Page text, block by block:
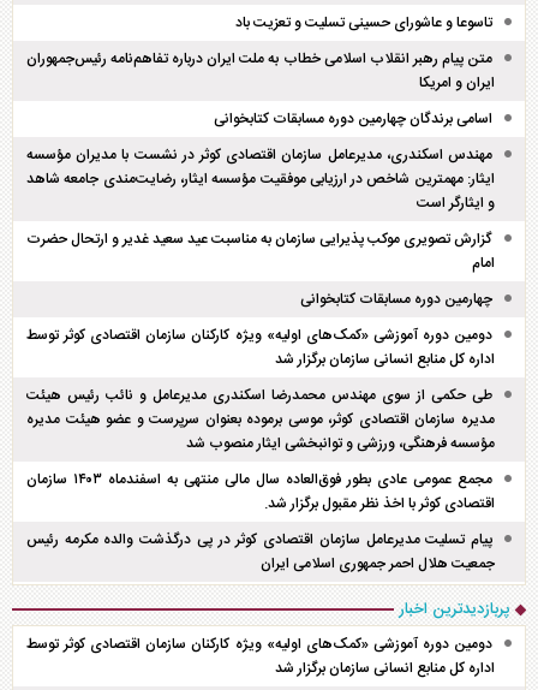
تاسوعا و عاشورای حسینی تسلیت و تعزیت باد
متن پیام رهبر انقلاب اسلامی خطاب به ملت ایران درباره تفاهم‌نامه رئیس‌جمهوران
ایران و امریکا
اسامی برندگان چهارمین دوره مسابقات کتابخوانی
مهندس اسکندری، مدیرعامل سازمان اقتصادی کوثر در نشست با مدیران مؤسسه
ایثار: مهمترین شاخص در ارزیابی موفقیت مؤسسه ایثار، رضایت‌مندی جامعه شاهد
و ایثارگر است
گزارش تصویری موکب پذیرایی سازمان به مناسبت عید سعید غدیر و ارتحال حضرت
امام
چهارمین دوره مسابقات کتابخوانی
دومین دوره آموزشی «کمک‌های اولیه» ویژه کارکنان سازمان اقتصادی کوثر توسط
اداره کل منابع انسانی سازمان برگزار شد
طی حکمی از سوی مهندس محمدرضا اسکندری مدیرعامل و نائب رئیس هیئت
مدیره سازمان اقتصادی کوثر، موسی برموده بعنوان سرپرست و عضو هیئت مدیره
مؤسسه فرهنگی، ورزشی و توانبخشی ایثار منصوب شد
مجمع عمومی عادی بطور فوق‌العاده سال مالی منتهی به اسفند‌ماه ۱۴۰۳ سازمان
اقتصادی کوثر با اخذ نظر مقبول برگزار شد.
پیام تسلیت مدیرعامل سازمان اقتصادی کوثر در پی درگذشت والده مکرمه رئیس
جمعیت هلال احمر جمهوری اسلامی ایران
پربازدیدترین اخبار
دومین دوره آموزشی «کمک‌های اولیه» ویژه کارکنان سازمان اقتصادی کوثر توسط
اداره کل منابع انسانی سازمان برگزار شد